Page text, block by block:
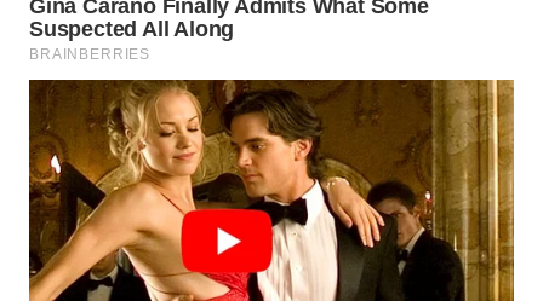
WN
PADANG
LAWAS
WN
SUMEDANG
WN
CIANJUR